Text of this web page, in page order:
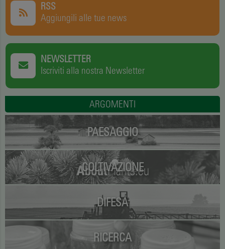
RSS
Aggiungili alle tue news
NEWSLETTER
Iscriviti alla nostra Newsletter
ARGOMENTI
PAESAGGIO
COLTIVAZIONE
DIFESA
RICERCA